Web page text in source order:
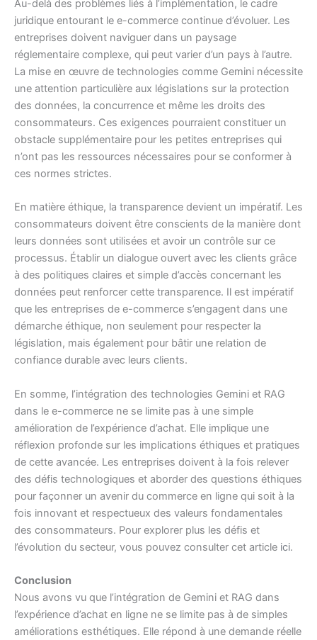
Au-delà des problèmes liés à l’implémentation, le cadre
juridique entourant le e-commerce continue d’évoluer. Les
entreprises doivent naviguer dans un paysage
réglementaire complexe, qui peut varier d’un pays à l’autre.
La mise en œuvre de technologies comme Gemini nécessite
une attention particulière aux législations sur la protection
des données, la concurrence et même les droits des
consommateurs. Ces exigences pourraient constituer un
obstacle supplémentaire pour les petites entreprises qui
n’ont pas les ressources nécessaires pour se conformer à
ces normes strictes.
En matière éthique, la transparence devient un impératif. Les
consommateurs doivent être conscients de la manière dont
leurs données sont utilisées et avoir un contrôle sur ce
processus. Établir un dialogue ouvert avec les clients grâce
à des politiques claires et simple d’accès concernant les
données peut renforcer cette transparence. Il est impératif
que les entreprises de e-commerce s’engagent dans une
démarche éthique, non seulement pour respecter la
législation, mais également pour bâtir une relation de
confiance durable avec leurs clients.
En somme, l’intégration des technologies Gemini et RAG
dans le e-commerce ne se limite pas à une simple
amélioration de l’expérience d’achat. Elle implique une
réflexion profonde sur les implications éthiques et pratiques
de cette avancée. Les entreprises doivent à la fois relever
des défis technologiques et aborder des questions éthiques
pour façonner un avenir du commerce en ligne qui soit à la
fois innovant et respectueux des valeurs fondamentales
des consommateurs. Pour explorer plus les défis et
l’évolution du secteur, vous pouvez consulter cet article ici.
Conclusion
Nous avons vu que l’intégration de Gemini et RAG dans
l’expérience d’achat en ligne ne se limite pas à de simples
améliorations esthétiques. Elle répond à une demande réelle